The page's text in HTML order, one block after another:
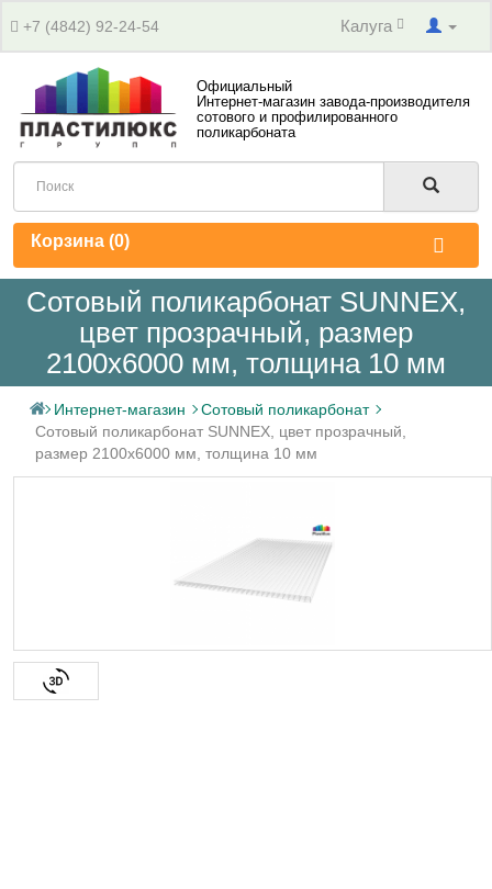
+7 (4842) 92-24-54 Калуга
Официальный
Интернет-магазин завода-производителя
сотового и профилированного
поликарбоната
Корзина (0)
Сотовый поликарбонат SUNNEX,
цвет прозрачный, размер
2100x6000 мм, толщина 10 мм
Интернет-магазин
Сотовый поликарбонат
Сотовый поликарбонат SUNNEX, цвет прозрачный,
размер 2100x6000 мм, толщина 10 мм